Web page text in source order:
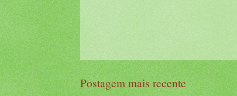
Postagem mais recente